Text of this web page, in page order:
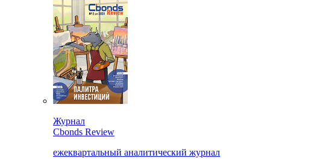
Журнал
Cbonds Review
ежеквартальный аналитический журнал